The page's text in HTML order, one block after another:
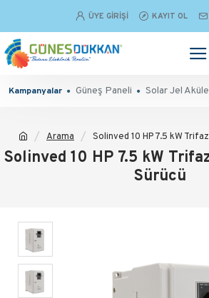
ÜYE GIRIŞI KAYIT OL
Kampanyalar Güneş Paneli Solar Jel
Arama Solinved 10 HP 7.5 kW
Solinved 10 HP 7.5 kW
Sürücü